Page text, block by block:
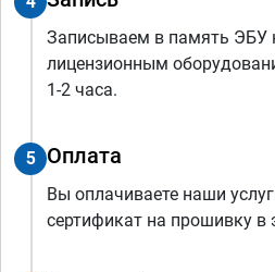
Записываем в память
лицензионным
1-2 часа.
5 Оплата
Вы оплачиваете наши
сертификат на прошивку в